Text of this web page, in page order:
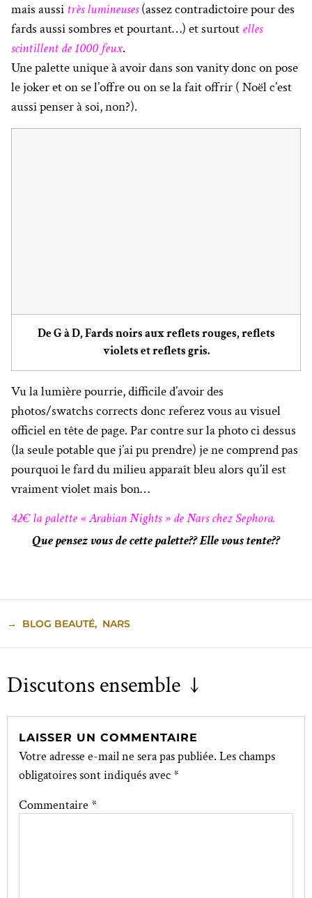
mais aussi très lumineuses(assez contradictoire pour des
fards aussi sombres et pourtant…) et surtout elles
scintillent de 1000 feux.
Une palette unique à avoir dans son vanity donc on pose
le joker et on se l’offre ou on se la fait offrir ( Noël c’est
aussi penser à soi, non?).
De G à D, Fards noirs aux reflets rouges, reflets
violets et reflets gris.
Vu la lumière pourrie, difficile d’avoir des
photos/swatchs corrects donc referez vous au visuel
officiel en tête de page. Par contre sur la photo ci dessus
(la seule potable que j’ai pu prendre) je ne comprend pas
pourquoi le fard du milieu apparaît bleu alors qu’il est
vraiment violet mais bon…
42€ la palette « Arabian Nights » de Nars chez Sephora.
Que pensez vous de cette palette?? Elle vous tente??
→ BLOG BEAUTÉ, NARS
Discutons ensemble ↓
LAISSER UN COMMENTAIRE
Votre adresse e-mail ne sera pas publiée. Les champs
obligatoires sont indiqués avec*
Commentaire *